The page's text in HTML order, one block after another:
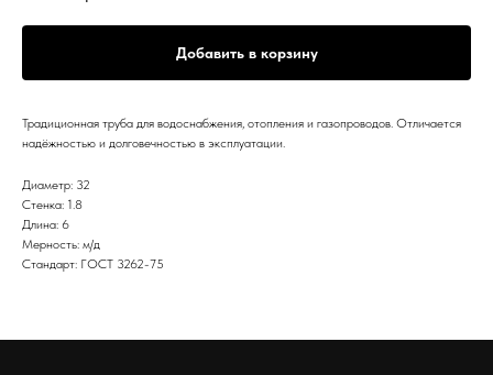
Добавить в корзину
Традиционная труба для водоснабжения, отопления и газопроводов. Отличается
надёжностью и долговечностью в эксплуатации.
Диаметр: 32
Стенка: 1.8
Длина: 6
Мерность: м/д
Стандарт: ГОСТ 3262-75